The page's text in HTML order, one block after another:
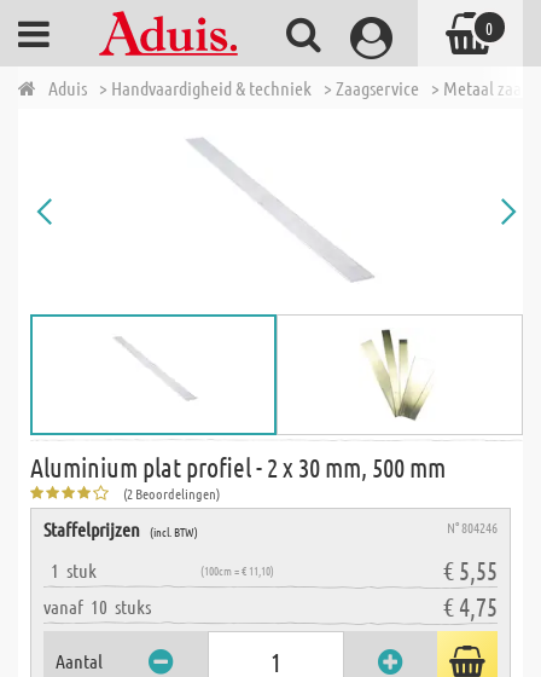
Aduis > Handvaardigheid & techniek > Zaagservice > Metaal
Aluminium plat profiel - 2 x 30 mm, 500 mm
(2 Beoordelingen)
Staffelprijzen (incl. BTW) N° 804246
1 stuk (100cm = € 11,10) € 5,55
vanaf 10 stuks € 4,75
Aantal
0